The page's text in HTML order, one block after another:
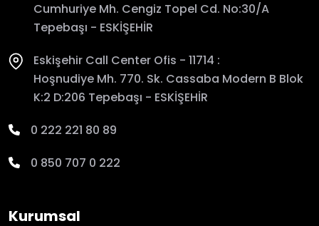
Cumhuriye Mh. Cengiz Topel Cd. No:30/A
Tepebaşı - ESKİŞEHİR
Eskişehir Call Center Ofis - 11714 :
Hoşnudiye Mh. 770. Sk. Cassaba Modern B Blok
K:2 D:206 Tepebaşı - ESKİŞEHİR
0 222 221 80 89
0 850 707 0 222
Kurumsal